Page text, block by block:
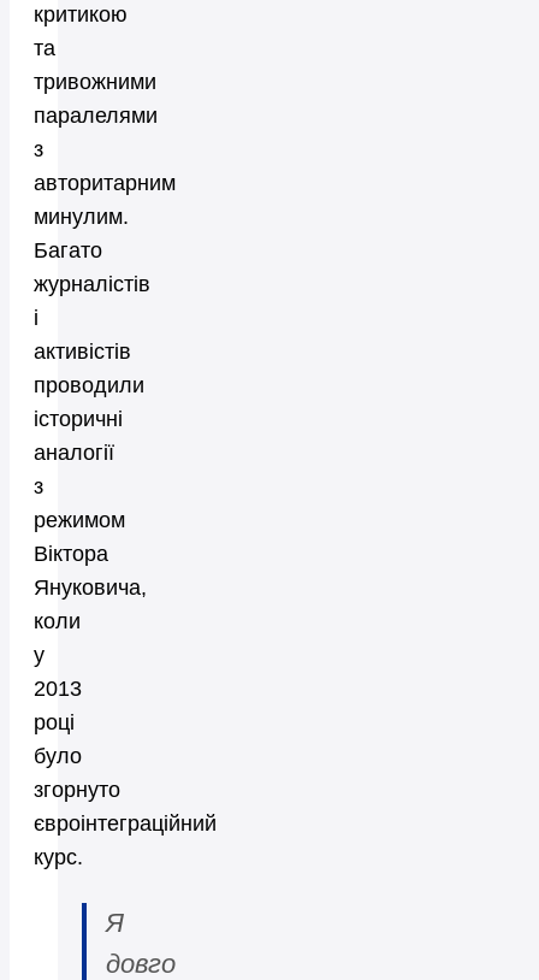
критикою
та
тривожними
паралелями
з
авторитарним
минулим.
Багато
журналістів
і
активістів
проводили
історичні
аналогії
з
режимом
Віктора
Януковича,
коли
у
2013
році
було
згорнуто
євроінтеграційний
курс.
Я
довго